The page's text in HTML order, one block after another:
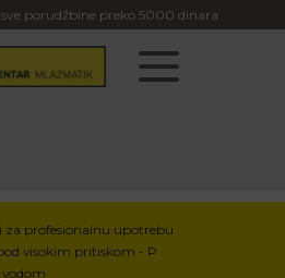
porudžbine preko 5000 dinara
za profesionalnu upotrebu
visokim pritiskom - P